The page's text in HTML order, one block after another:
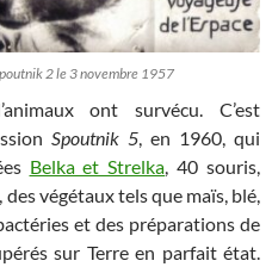
2 le 3 novembre 1957
ont survécu. C’est
Spoutnik 5 , en 1960, qui
Belka et Strelka , 40 souris,
végétaux tels que maïs, blé,
et des préparations de
sur Terre en parfait état.